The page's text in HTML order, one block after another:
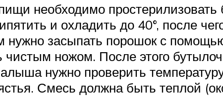
необходимо
и охладить до 40°, после
засыпать порошок с
ножом. После этого
нужно проверить
Смесь должна быть теплой